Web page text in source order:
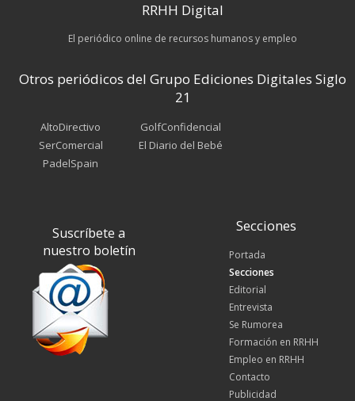
RRHH Digital
El periódico online de recursos humanos y empleo
Otros periódicos del Grupo Ediciones Digitales Siglo
21
AltoDirectivo
SerComercial
PadelSpain
GolfConfidencial
El Diario del Bebé
Suscríbete a
nuestro boletín
Secciones
Portada
Secciones
Editorial
Entrevista
Se Rumorea
Formación en RRHH
Empleo en RRHH
Contacto
Publicidad